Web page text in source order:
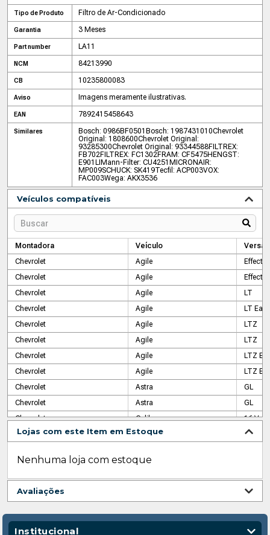
Tipo de Produto Filtro de Ar-Condicionado
Garantia 3 Meses
Part number LA11
NCM 84213990
CB 10235800083
Aviso Imagens meramente ilustrativas.
EAN 7892415458643
Similares Bosch: 0986BF0501 Bosch: 1987431010Chevrolet
Original: 1808600Chevrolet Original:
93285300Chevrolet Original: 93344588FILTREX:
FB702FILTREX: FC1302FRAM: CF5475HENGST:
E901LI Mann-Filter: CU4251 MICRONAIR:
MP009SCHUCK: SK419Tecfil: ACP003VOX:
FAC003Wega: AKX3536
Veículos compatíveis
Montadora Veículo
Versão
Chevrolet
Agile
Effect
Chevrolet
Agile
Effect
Chevrolet
Agile
LT
Chevrolet
Agile
LT
Chevrolet
Agile
LTZ
Chevrolet
Agile
LTZ
Chevrolet
Agile
LTZ
Chevrolet
Agile
LTZ
Chevrolet
Astra
GL
Chevrolet
Astra
GL
Chevrolet
Calibra
16 V
Chevrolet
Celta
Chevrolet
Celta
Chevrolet
Celta
Life
Chevrolet
Chevrolet
Celta
Life
Chevrolet
Life
Lojas com este Item em Estoque
Nenhuma loja com estoque
Avaliações
Institucional